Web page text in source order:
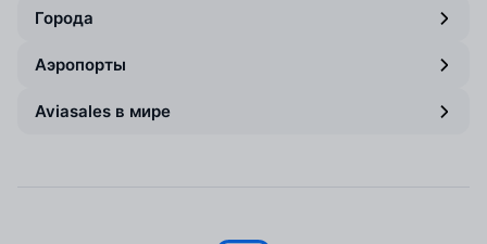
Города
Аэропорты
Aviasales в мире